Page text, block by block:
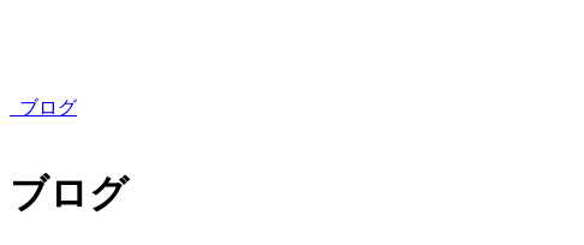
ブログ
ブログ